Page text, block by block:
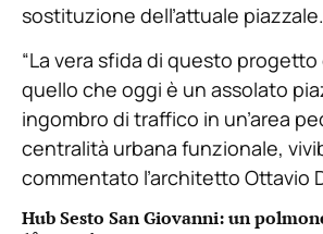
sostituzione dell’attuale piazzale.
“La vera sfida di questo
quello che oggi è un assolato
ingombro di traffico in un’area
centralità urbana funzionale,
commentato l’architetto Ottavio
Hub Sesto San Giovanni: un